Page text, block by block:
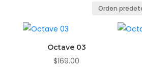
Octave 03
$169.00